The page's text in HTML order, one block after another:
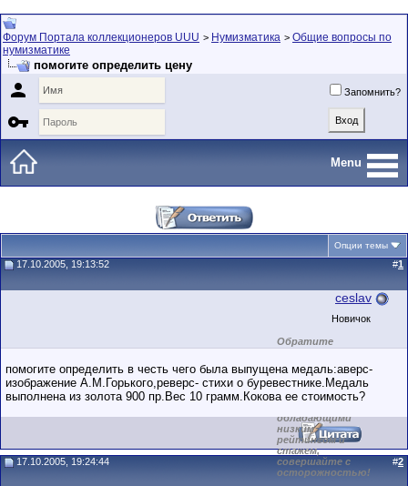
Форум Портала коллекционеров UUU > Нумизматика > Общие вопросы по
нумизматике
помогите определить цену
 Запомнить?

Menu
Опции темы
17.10.2005, 19:13:52 #1
ceslav
Новичок
Обратите
внимание на
пользователя на
этом форуме.
Сделки с
обладающими
низким
рейтингом и
стажем,
совершайте с
осторожностью!
помогите определить в честь чего была выпущена медаль:аверс-
изображение А.М.Горького,реверс- стихи о буревестнике.Медаль
выполнена из золота 900 пр.Вес 10 грамм.Кокова ее стоимость?
17.10.2005, 19:24:44 #2